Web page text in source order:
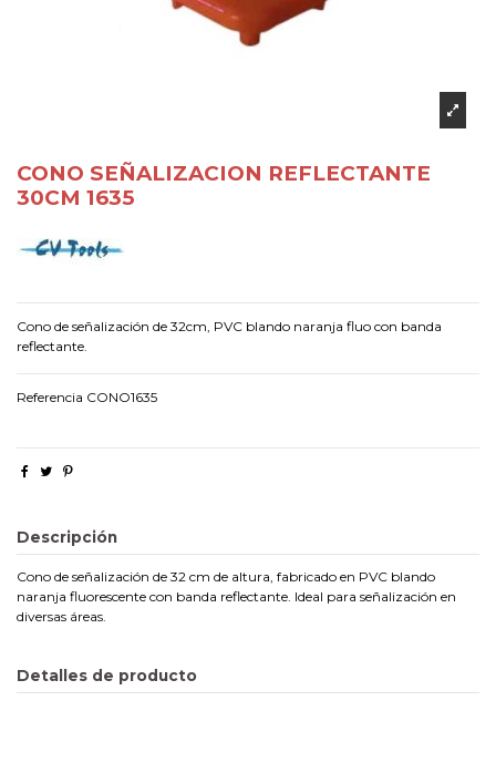
CONO SEÑALIZACION REFLECTANTE
30CM 1635
Cono de señalización de 32cm, PVC blando naranja fluo con banda
reflectante.
Referencia CONO1635
Descripción
Cono de señalización de 32 cm de altura, fabricado en PVC blando
naranja fluorescente con banda reflectante. Ideal para señalización en
diversas áreas.
Detalles de producto